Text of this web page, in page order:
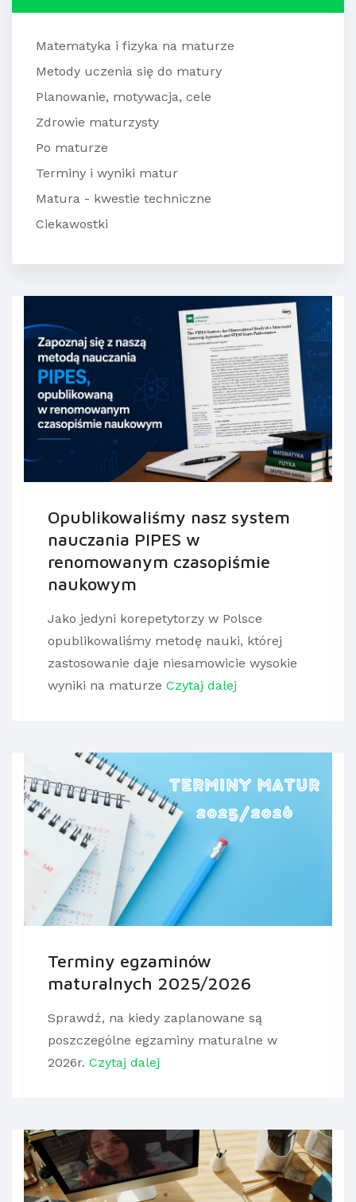
Matematyka i fizyka na maturze
Metody uczenia się do matury
Planowanie, motywacja, cele
Zdrowie maturzysty
Po maturze
Terminy i wyniki matur
Matura - kwestie techniczne
Ciekawostki
Opublikowaliśmy nasz system
nauczania PIPES w
renomowanym czasopiśmie
naukowym
Jako jedyni korepetytorzy w Polsce
opublikowaliśmy metodę nauki, której
zastosowanie daje niesamowicie wysokie
wyniki na maturze Czytaj dalej
Terminy egzaminów
maturalnych 2025/2026
Sprawdź, na kiedy zaplanowane są
poszczególne egzaminy maturalne w
2026r. Czytaj dalej